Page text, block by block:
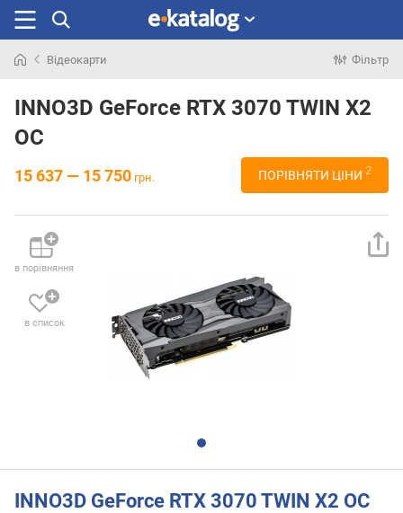
раніше
Відеокарти Фільтр
INNO3D GeForce RTX 3070 TWIN X2
OC
15 637 — 15 750 грн. ПОРІВНЯТИ ЦІНИ 2
в порівняння
в список
INNO3D GeForce RTX 3070 TWIN X2 OC